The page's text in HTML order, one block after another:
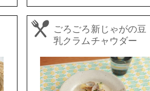
ごろごろ新じゃがの豆
乳クラムチャウダー